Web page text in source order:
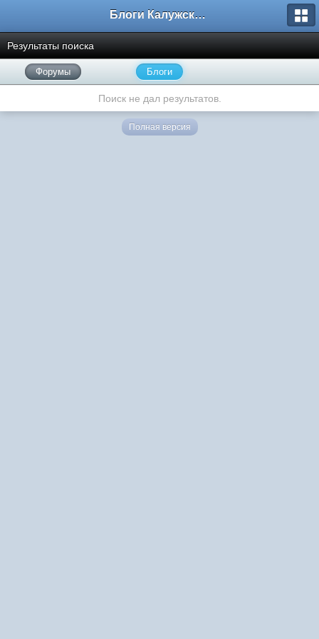
Блоги Калужского перекрестка
Результаты поиска
Форумы Блоги
Поиск не дал результатов.
Полная версия